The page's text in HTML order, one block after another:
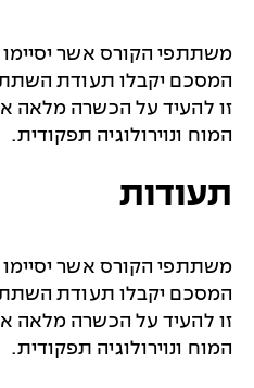
משתתפי הקורס אשר
המסכם יקבלו תעודת
זו להעיד על הכשרה מלאה
המוח ונוירולוגיה תפקודית.
תעודות
משתתפי הקורס אשר
המסכם יקבלו תעודת
זו להעיד על הכשרה מלאה
המוח ונוירולוגיה תפקודית.